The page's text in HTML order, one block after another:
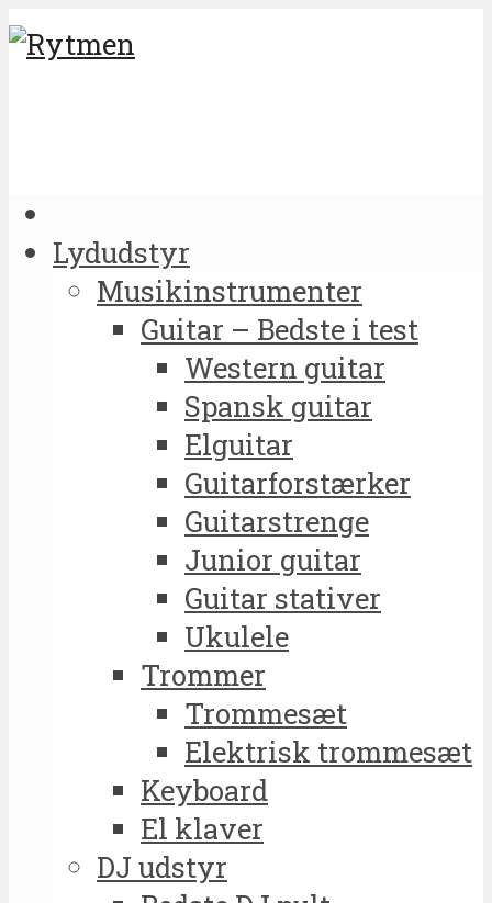
Lydudstyr
Musikinstrumenter
Guitar – Bedste i test
Western guitar
Spansk guitar
Elguitar
Guitarforstærker
Guitarstrenge
Junior guitar
Guitar stativer
Ukulele
Trommer
Trommesæt
Elektrisk trommesæt
Keyboard
El klaver
DJ udstyr